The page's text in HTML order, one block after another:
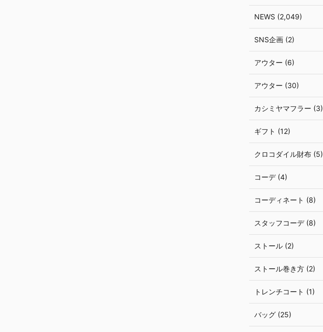
NEWS (2,049)
SNS企画 (2)
アウター (6)
アウター (30)
カシミヤマフラー (3)
ギフト (12)
クロコダイル財布 (5)
コーデ (4)
コーディネート (8)
スタッフコーデ (8)
ストール (2)
ストール巻き方 (2)
トレンチコート (1)
バッグ (25)